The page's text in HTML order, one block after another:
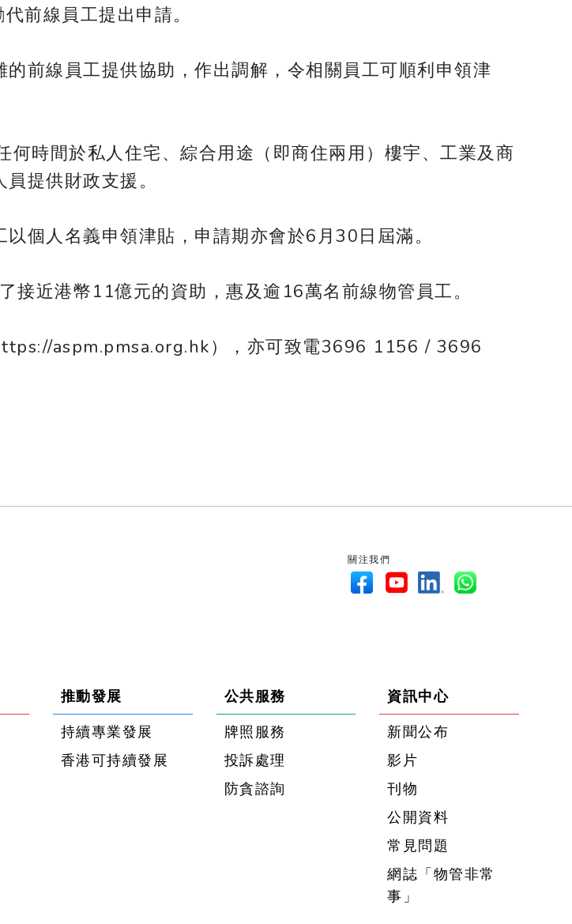
前線員工提出申請。
前線員工提供協助，作出調解，令相關員工可順利申領津
何時間於私人住宅、綜合用途（即商住兩用）樓宇、工業及商
提供財政支援。
個人名義申領津貼，申請期亦會於6月30日屆滿。
近港幣11億元的資助，惠及逾16萬名前線物管員工。
aspm.pmsa.org.hk），亦可致電3696 1156 / 3696
關注我們
推動發展
持續專業發展
香港可持續發展
公共服務
牌照服務
投訴處理
防貪諮詢
資訊中心
新聞公布
影片
刊物
公開資料
常見問題
網誌「物管非常
事」